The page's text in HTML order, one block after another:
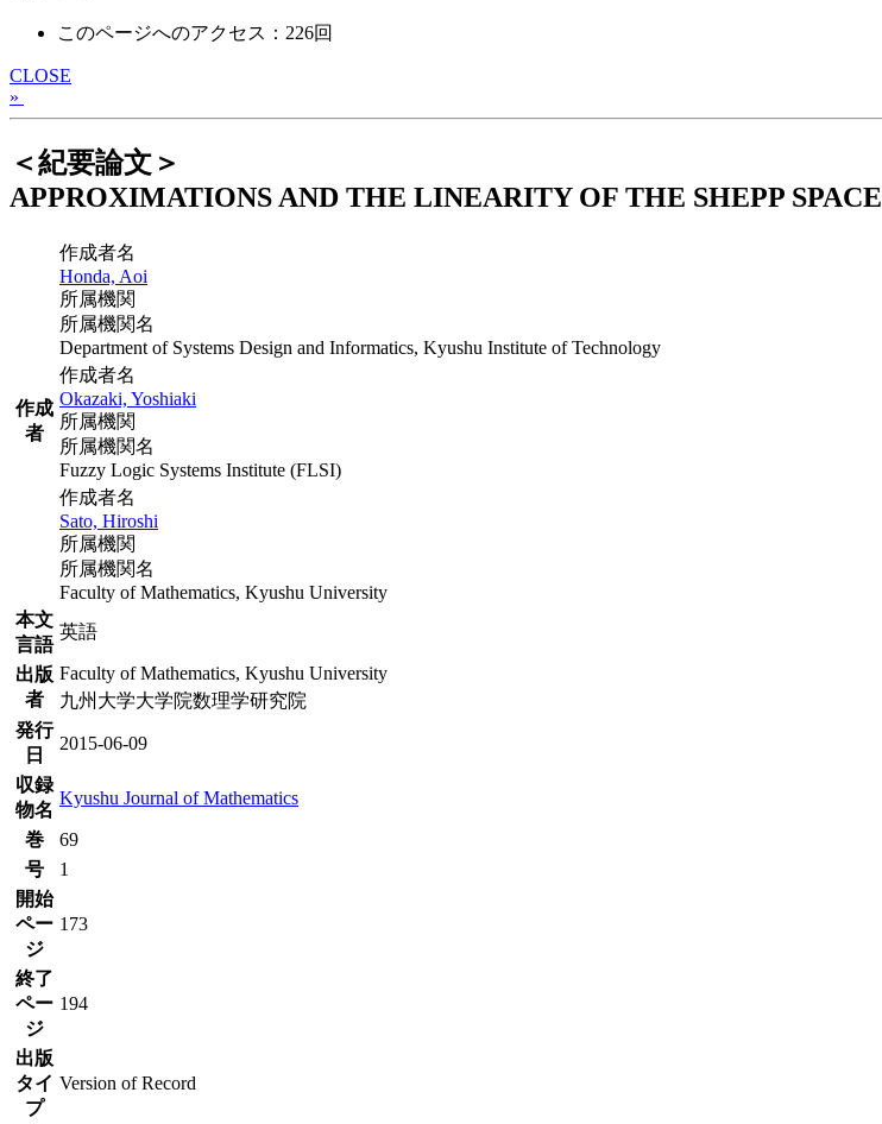
このページへのアクセス：226回
CLOSE
»
＜紀要論文＞
APPROXIMATIONS AND THE LINEARITY OF THE SHEPP SPACE
作成
者
作成者名
Honda, Aoi
所属機関
所属機関名
Department of Systems Design and Informatics, Kyushu Institute of Technology
作成者名
Okazaki, Yoshiaki
所属機関
所属機関名
Fuzzy Logic Systems Institute (FLSI)
作成者名
Sato, Hiroshi
所属機関
所属機関名
Faculty of Mathematics, Kyushu University
本文
言語
英語
出版
者
Faculty of Mathematics, Kyushu University
九州大学大学院数理学研究院
発行
日
2015-06-09
収録
物名
Kyushu Journal of Mathematics
巻
69
号
1
開始
ペー
ジ
173
終了
ペー
ジ
194
出版
タイ
プ
Version of Record